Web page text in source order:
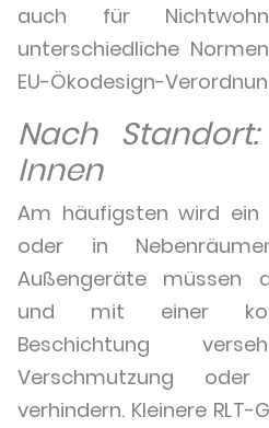
auch für
unterschiedliche
EU-Ökodesign-
Nach
Innen
Am häufigsten wird ein
oder in
Außengeräte müssen
und mit einer
Beschichtung
Verschmutzung
verhindern. Kleinere